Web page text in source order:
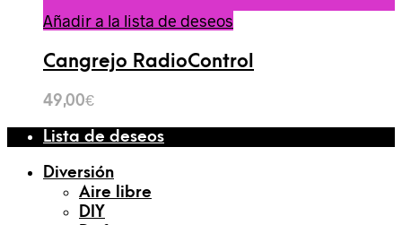
Añadir a la lista de deseos
Cangrejo RadioControl
49,00€
Lista de deseos
Diversión
Aire libre
DIY